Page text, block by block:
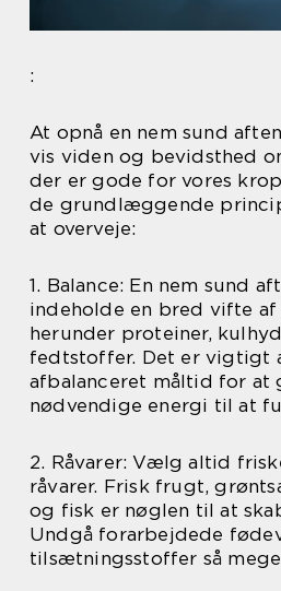
:
At opnå en nem sund
vis viden og bevidsthed
der er gode for vores
de grundlæggende
at overveje:
1. Balance: En nem sund
indeholde en bred vifte
herunder proteiner,
fedtstoffer. Det er vigtigt
afbalanceret måltid for at
nødvendige energi til at
2. Råvarer: Vælg altid
råvarer. Frisk frugt,
og fisk er nøglen til at
Undgå forarbejdede
tilsætningsstoffer så